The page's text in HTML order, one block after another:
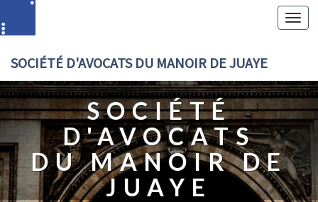
SOCIÉTÉ D'AVOCATS DU MANOIR DE JUAYE
SOCIÉTÉ
D'AVOCATS
DU MANOIR DE
JUAYE